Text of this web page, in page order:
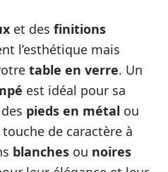
et des finitions
l’esthétique mais
table en verre. Un
est idéal pour sa
pieds en métal ou
de caractère à
blanches ou noires